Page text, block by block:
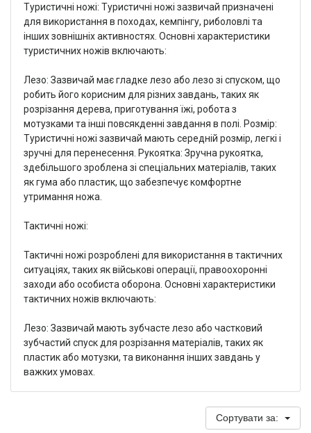
Туристичні ножі: Туристичні ножі зазвичай призначені
для використання в походах, кемпінгу, риболовлі та
інших зовнішніх активностях. Основні характеристики
туристичних ножів включають:
Лезо: Зазвичай має гладке лезо або лезо зі спуском, що
робить його корисним для різних завдань, таких як
розрізання дерева, приготування їжі, робота з
мотузками та інші повсякденні завдання в полі. Розмір:
Туристичні ножі зазвичай мають середній розмір, легкі і
зручні для перенесення. Рукоятка: Зручна рукоятка,
здебільшого зроблена зі спеціальних матеріалів, таких
як гума або пластик, що забезпечує комфортне
утримання ножа.
Тактичні ножі:
Тактичні ножі розроблені для використання в тактичних
ситуаціях, таких як військові операції, правоохоронні
заходи або особиста оборона. Основні характеристики
тактичних ножів включають:
Лезо: Зазвичай мають зубчасте лезо або частковий
зубчастий спуск для розрізання матеріалів, таких як
пластик або мотузки, та виконання інших завдань у
важких умовах.
Сортувати за: